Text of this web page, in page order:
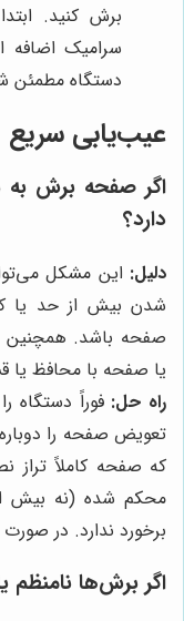
برش کنید.
سرامیک اضافه
دستگاه مطمئن
عیب‌یابی سریع
اگر صفحه برش
دارد؟
دلیل: این مشکل
شدن بیش از حد یا
صفحه باشد.
یا صفحه با محافظ یا
راه حل: فوراً دستگاه
تعویض صفحه را
که صفحه کاملاً تراز
محکم شده (نه بیش
برخورد ندارد. در
اگر برش‌ها نامنظم